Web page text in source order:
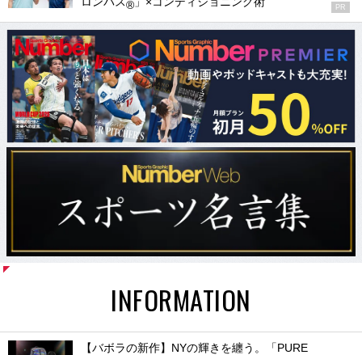
® PR
INFORMATION
【バボラの新作】NYの輝きを纏う。「PURE